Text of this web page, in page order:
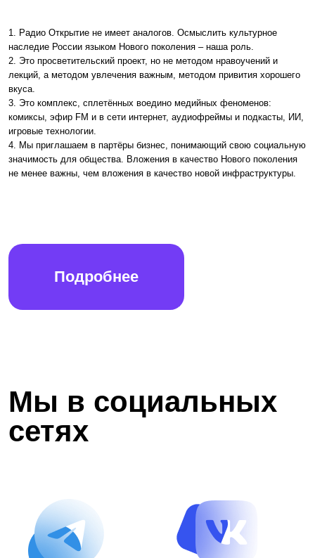
1. Радио Открытие не имеет аналогов. Осмыслить культурное
наследие России языком Нового поколения – наша роль.
2. Это просветительский проект, но не методом нравоучений и
лекций, а методом увлечения важным, методом привития хорошего
вкуса.
3. Это комплекс, сплетённых воедино медийных феноменов:
комиксы, эфир FM и в сети интернет, аудиофреймы и подкасты, ИИ,
игровые технологии.
4. Мы приглашаем в партёры бизнес, понимающий свою социальную
значимость для общества. Вложения в качество Нового поколения
не менее важны, чем вложения в качество новой инфраструктуры.
Подробнее
Мы в социальных
сетях